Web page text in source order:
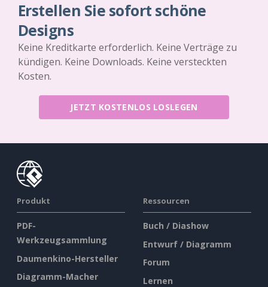
Erstellen Sie sofort schöne
Designs
Keine Kreditkarte erforderlich. Keine Verträge zu
kündigen. Keine Downloads. Keine versteckten
Kosten.
JETZT KOSTENLOS LOSLEGEN
Produkt
PDF-
Werkzeugsammlung
Daumenkino-Hersteller
Diagramm-Macher
Ressourcen
Buch / Diashow
Entwurf / Diagramm
Forum
Lernen